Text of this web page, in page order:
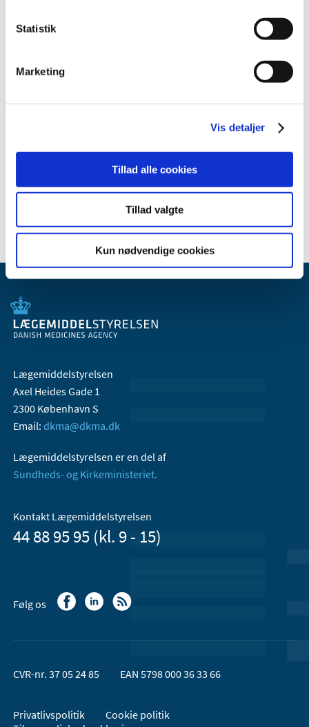
Statistik
Marketing
Vis detaljer
Tillad alle cookies
Tillad valgte
Kun nødvendige cookies
2009 (13)
2007 (3)
2005 (2)
Relateret indhold
Generelle tilskud til medicin
Lægemiddelstyrelsen
Axel Heides Gade 1
2300 København S
Email: dkma@dkma.dk
Lægemiddelstyrelsen er en del af
Sundheds- og Kirkeministeriet.
Kontakt Lægemiddelstyrelsen
44 88 95 95 (kl. 9 - 15)
Følg os
CVR-nr. 37 05 24 85 EAN 5798 000 36 33 66
Privatlivspolitik
Cookie politik